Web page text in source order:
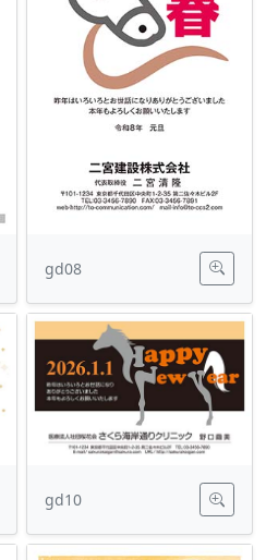
gd08
gd10